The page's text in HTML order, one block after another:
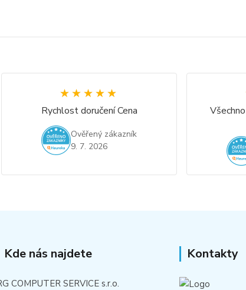
★★★★★
★★★★★
Rychlost doručení Cena
Ověřený zákazník
9. 7. 2026
Kde nás najdete
COMPUTER SERVICE s.r.o.
Kontakty